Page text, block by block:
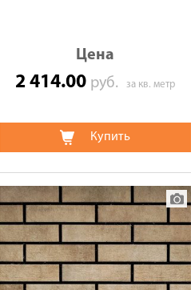
Цена
2 414.00 руб. за кв. метр
Купить